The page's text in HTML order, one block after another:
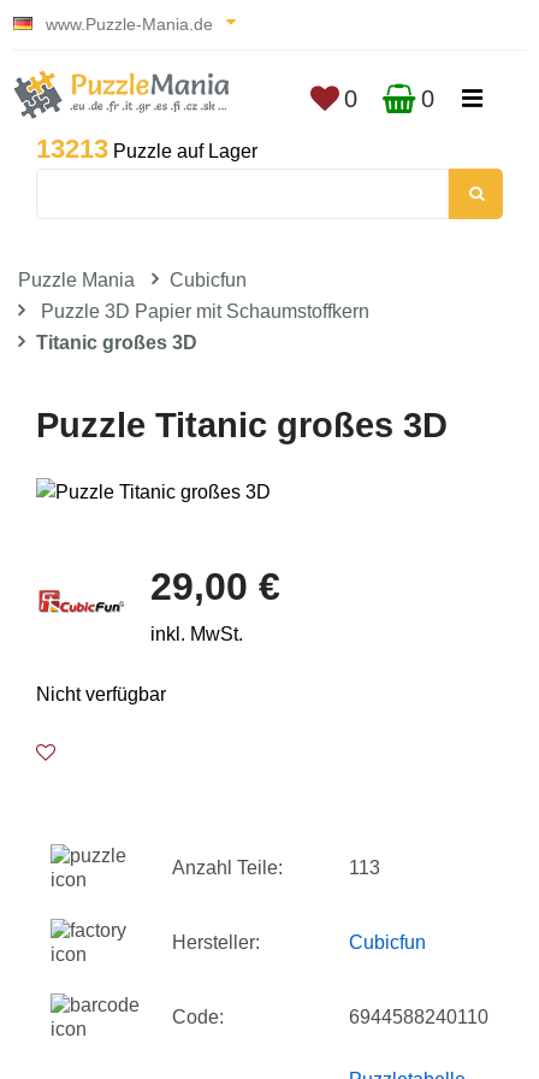
www.Puzzle-Mania.de
13213 Puzzle auf Lager
0 0
Puzzle Mania
Cubicfun
Puzzle 3D Papier mit Schaumstoffkern
Titanic großes 3D
Puzzle Titanic großes 3D
29,00 €
inkl. MwSt.
Nicht verfügbar
Anzahl Teile: 113
Hersteller: Cubicfun
Code: 6944588240110